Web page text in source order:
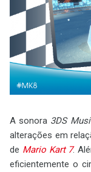
A sonora 3DS
alterações em
de Mario Kart 7.
eficientemente o